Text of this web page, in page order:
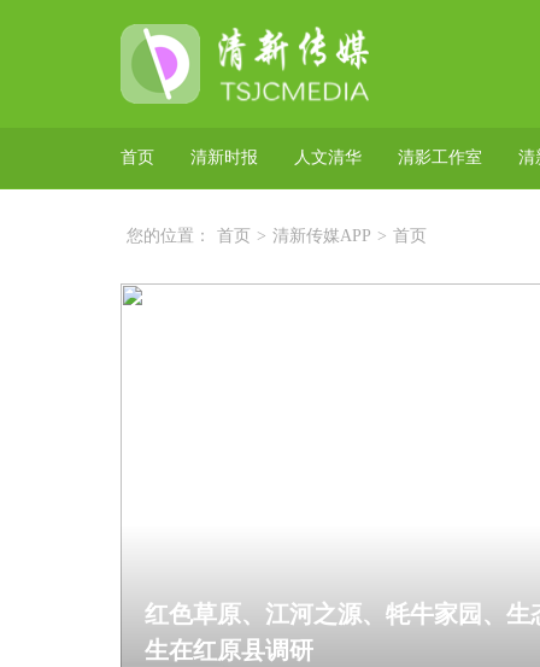
首页 清新时报 人文清华 清影工作室 清
您的位置： 首页 > 清新传媒APP > 首页
红色草原、江河之源、牦牛家园、
生在红原县调研